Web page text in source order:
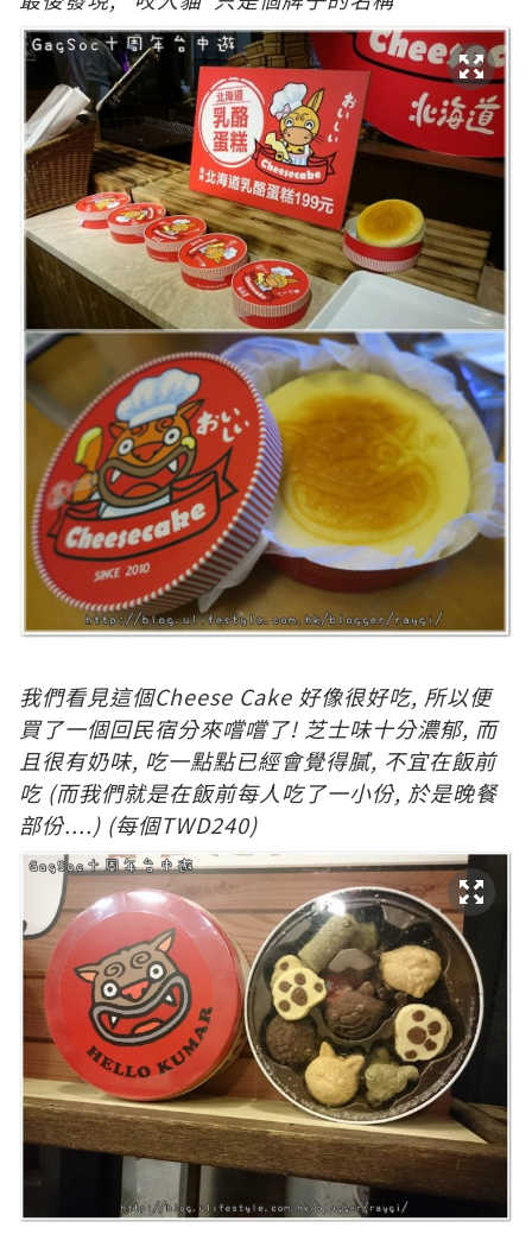
我們看見這個Cheese Cake 好像很好吃, 所以便
買了一個回民宿分來嚐嚐了! 芝士味十分濃郁, 而
且很有奶味, 吃一點點已經會覺得膩, 不宜在飯前
吃 (而我們就是在飯前每人吃了一小份, 於是晚餐
部份....) (每個TWD240)